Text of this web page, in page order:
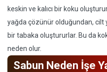
keskin ve kalıcı bir koku
yağda çözünür olduğundan, cilt
bir tabaka oluştururlar. Bu da
neden olur.
Sabun Neden İşe